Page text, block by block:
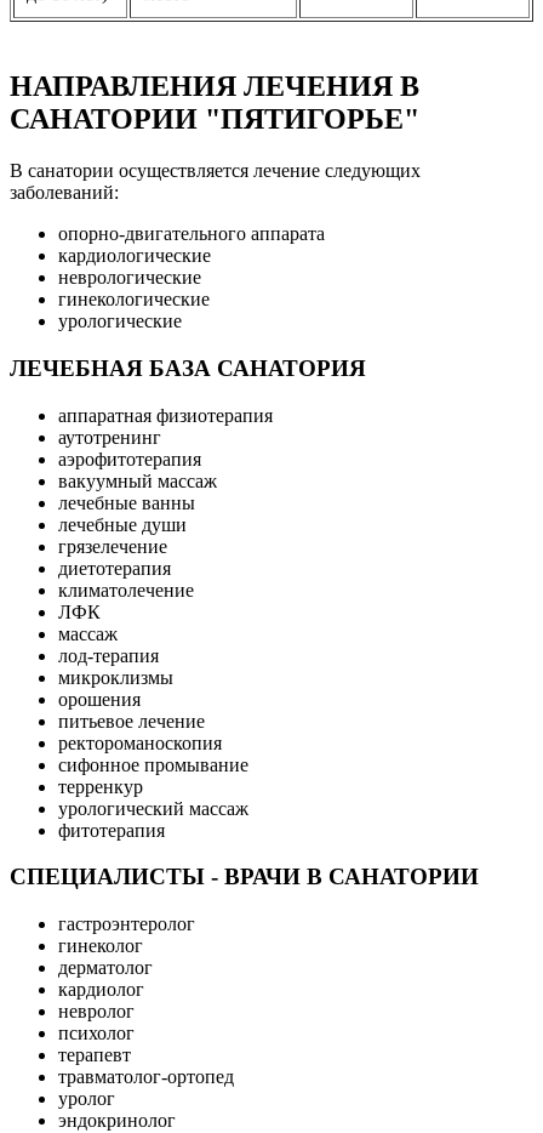
НАПРАВЛЕНИЯ ЛЕЧЕНИЯ В
САНАТОРИИ "ПЯТИГОРЬЕ"
В санатории осуществляется лечение следующих
заболеваний:
опорно-двигательного аппарата
кардиологические
неврологические
гинекологические
урологические
ЛЕЧЕБНАЯ БАЗА САНАТОРИЯ
аппаратная физиотерапия
аутотренинг
аэрофитотерапия
вакуумный массаж
лечебные ванны
лечебные души
грязелечение
диетотерапия
климатолечение
ЛФК
массаж
лод-терапия
микроклизмы
орошения
питьевое лечение
ректороманоскопия
сифонное промывание
терренкур
урологический массаж
фитотерапия
СПЕЦИАЛИСТЫ - ВРАЧИ В САНАТОРИИ
гастроэнтеролог
гинеколог
дерматолог
кардиолог
невролог
психолог
терапевт
травматолог-ортопед
уролог
эндокринолог